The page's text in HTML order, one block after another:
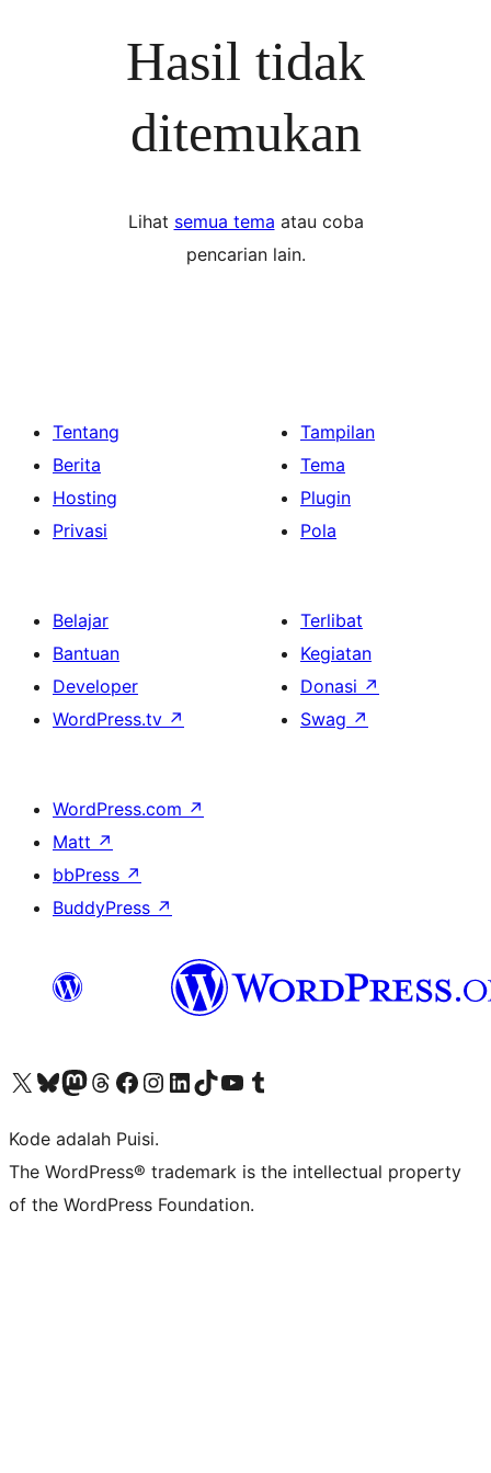
Hasil tidak
ditemukan
Lihat semua tema atau coba
pencarian lain.
Tentang
Berita
Hosting
Privasi
Tampilan
Tema
Plugin
Pola
Belajar
Bantuan
Developer
WordPress.tv ↗
Terlibat
Kegiatan
Donasi ↗
Swag ↗
WordPress.com ↗
Matt ↗
bbPress ↗
BuddyPress ↗
Kunjungi akun X (sebelumnya Twitter) kamiVisit our Bluesky account
Kunjungi akun Mastodon kami
Visit our Threads account
Kunjungi halaman Facebook kamiKunjungi akun Instagram kamiKunjungi akun LinkedIn kami
Visit our TikTok account
Kunjungi channel YouTube kamiVisit our Tumblr account
Kode adalah Puisi.
The WordPress® trademark is the intellectual property
of the WordPress Foundation.